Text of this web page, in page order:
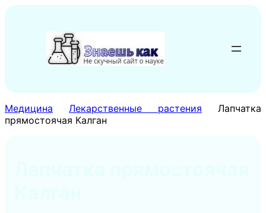
содержимому
Медицина Лекарственные растения
Лапчатка
прямостоячая Калган